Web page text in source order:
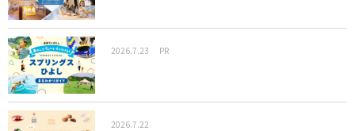
2026.7.23 PR
2026.7.22